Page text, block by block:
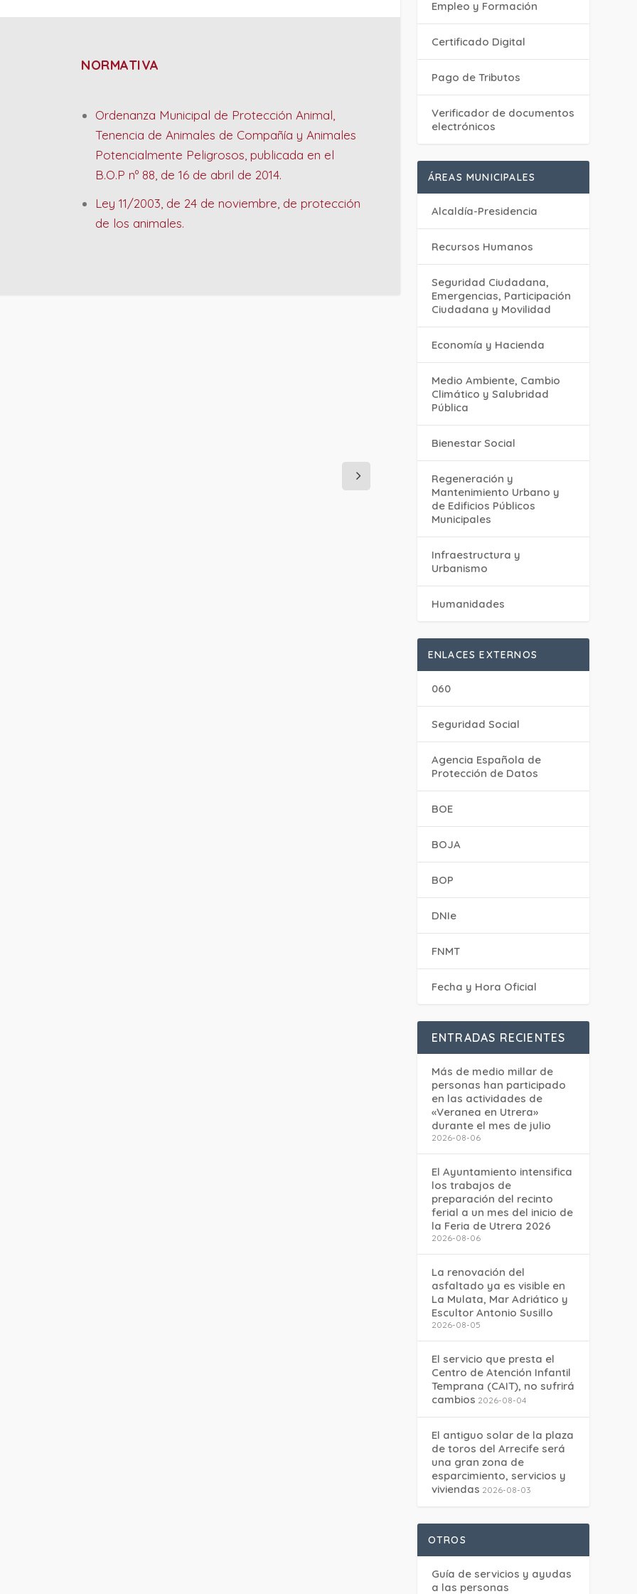
NORMATIVA
Ordenanza Municipal de Protección Animal,
Tenencia de Animales de Compañía y Animales
Potencialmente Peligrosos, publicada en el
B.O.P nº 88, de 16 de abril de 2014.
Ley 11/2003, de 24 de noviembre, de protección
de los animales.
Empleo y Formación
Certificado Digital
Pago de Tributos
Verificador de documentos
electrónicos
ÁREAS MUNICIPALES
Alcaldía-Presidencia
Recursos Humanos
Seguridad Ciudadana,
Emergencias, Participación
Ciudadana y Movilidad
Economía y Hacienda
Medio Ambiente, Cambio
Climático y Salubridad
Pública
Bienestar Social
Regeneración y
Mantenimiento Urbano y
de Edificios Públicos
Municipales
Infraestructura y
Urbanismo
Humanidades
ENLACES EXTERNOS
060
Seguridad Social
Agencia Española de
Protección de Datos
BOE
BOJA
BOP
DNIe
FNMT
Fecha y Hora Oficial
ENTRADAS RECIENTES
Más de medio millar de
personas han participado
en las actividades de
«Veranea en Utrera»
durante el mes de julio
2026-08-06
El Ayuntamiento intensifica
los trabajos de
preparación del recinto
ferial a un mes del inicio de
la Feria de Utrera 2026
2026-08-06
La renovación del
asfaltado ya es visible en
La Mulata, Mar Adriático y
Escultor Antonio Susillo
2026-08-05
El servicio que presta el
Centro de Atención Infantil
Temprana (CAIT), no sufrirá
cambios 2026-08-04
El antiguo solar de la plaza
de toros del Arrecife será
una gran zona de
esparcimiento, servicios y
viviendas 2026-08-03
OTROS
Guía de servicios y ayudas
a las personas